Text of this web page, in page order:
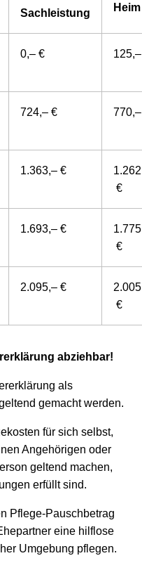
Heim
Sachleistung
0,– €
724,– €
1.363,– €
€
1.693,– €
€
2.095,– €
€
abziehbar!
als
gemacht werden.
für sich selbst,
Angehörigen oder
geltend machen,
erfüllt sind.
Pflege-Pauschbetrag
eine hilflose
Umgebung pflegen.